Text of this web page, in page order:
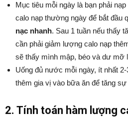
Mục tiêu mỗi ngày là bạn phải
calo nạp thường ngày để bắt đầu
nạc nhanh. Sau 1 tuần nếu thấy
cần phải giảm lượng calo nạp
sẽ thấy mình mập, béo và dư mỡ
Uống đủ nước mỗi ngày, ít nhất
thêm gia vị vào bữa ăn để tăng sự
2. Tính toán hàm lượng